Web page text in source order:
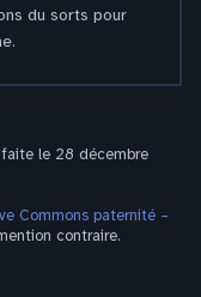
du sorts pour
le 28 décembre
Commons paternité –
contraire.